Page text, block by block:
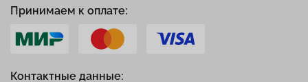
Контактные данные:
Принимаем к оплате: